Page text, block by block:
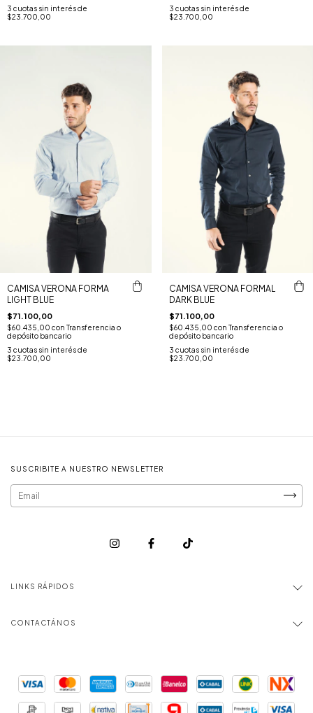
3 cuotas sin interés de
$23.700,00
3 cuotas sin interés de
$23.700,00
CAMISA VERONA FORMA
LIGHT BLUE
$71.100,00
$60.435,00 con Transferencia o
depósito bancario
3 cuotas sin interés de
$23.700,00
CAMISA VERONA FORMAL
DARK BLUE
$71.100,00
$60.435,00 con Transferencia o
depósito bancario
3 cuotas sin interés de
$23.700,00
SUSCRIBITE A NUESTRO NEWSLETTER
LINKS RÁPIDOS
CONTACTÁNOS